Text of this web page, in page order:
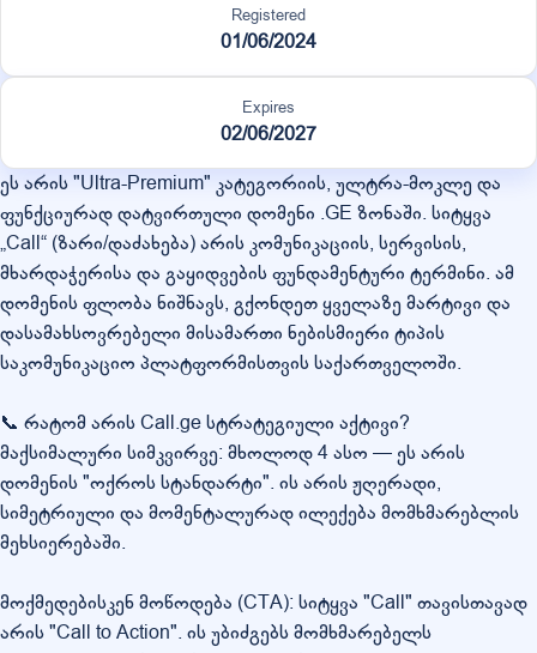
Registered
01/06/2024
Expires
02/06/2027
ეს არის "Ultra-Premium" კატეგორიის, ულტრა-მოკლე და
ფუნქციურად დატვირთული დომენი .GE ზონაში. სიტყვა
„Call“ (ზარი/დაძახება) არის კომუნიკაციის, სერვისის,
მხარდაჭერისა და გაყიდვების ფუნდამენტური ტერმინი. ამ
დომენის ფლობა ნიშნავს, გქონდეთ ყველაზე მარტივი და
დასამახსოვრებელი მისამართი ნებისმიერი ტიპის
საკომუნიკაციო პლატფორმისთვის საქართველოში.
📞 რატომ არის Call.ge სტრატეგიული აქტივი?
მაქსიმალური სიმკვირვე: მხოლოდ 4 ასო — ეს არის
დომენის "ოქროს სტანდარტი". ის არის ჟღერადი,
სიმეტრიული და მომენტალურად ილექება მომხმარებლის
მეხსიერებაში.
მოქმედებისკენ მოწოდება (CTA): სიტყვა "Call" თავისთავად
არის "Call to Action". ის უბიძგებს მომხმარებელს